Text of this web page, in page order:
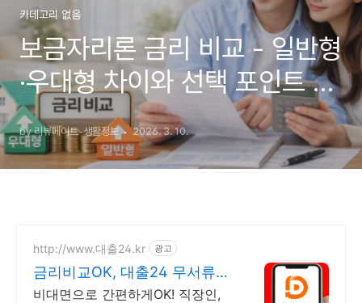
카테고리 없음
보금자리론 금리 비교 - 일반형
·우대형 차이와 선택 포인트 총
정리
by 리뷰메이트-생활정보 2026. 3. 10.
http://www.대출24.kr 광고
금리비교OK, 대출24 무서류
No신용 대출가능!
비대면으로 간편하게OK! 직장인,